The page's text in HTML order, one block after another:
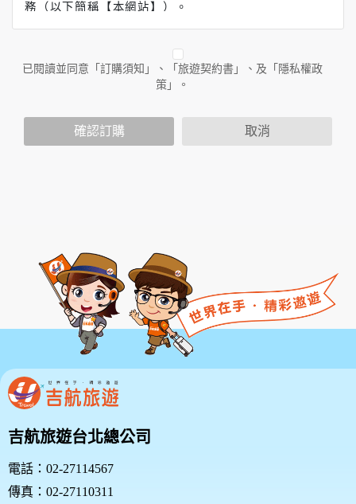
務（以下簡稱【本網站】）。
即表示您已閱讀、了解並同意接受本服務條款之所有內
容。如果您不同意本服務條款的內容，或者您所屬的國
家或地域排除本服務條款內容之全部或部分時，您應立
時，可能會依據該特定功能之性質，而須遵守本服務所
另行公告之服務條款或相關規定。此另行公告之服務條
人閱讀、了解並同意本服務條款之所有內容及其後之修
改變更，方得使用本服務。當您使用本服務時，即推定
您的父母或監護人已閱讀、了解並同意接受本服務條款
之所有內容及其後之修改變更。
二、服務簡介
三、會員規範的修改
本網站有權隨時修改本規範。如果你不同意修改的內
容，請勿繼續使用本服務。如果你繼續使用本網站服
務，則表示您同意並接受本規範之任何修改。
您於任何修改或變更後繼續使用良友旅遊網，視為您已
閱讀、瞭解並同意接受該等修改或變更。
如果您不同意本約定書的內容，或者您所屬的國家或地
已閱讀並同意「訂購須知」、「旅遊契約書」、及「隱私權政
策」。
確認訂購 取消
吉航旅遊台北總公司
電話：02-27114567
傳真：02-27110311